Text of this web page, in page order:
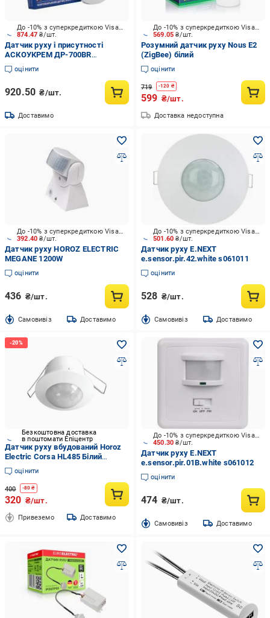
874.47₴/шт.
До -10% з суперкредиткою Visa Вигода
Датчик руху і присутності
АСКОУКРЕМ ДР-700BR
мікрохвильовий A0220010045
оцінити
920.50 ₴/шт.
Доставимо
569.05₴/шт.
До -10% з суперкредиткою Visa Вигода
Розумний датчик руху Nous E2
(ZigBee) білий
оцінити
719 -120 ₴
599 ₴/шт.
Доставка недоступна
392.40₴/шт.
До -10% з суперкредиткою Visa Вигода
Датчик руху HOROZ ELECTRIC
MEGANE 1200W
оцінити
436 ₴/шт.
Cамовивіз Доставимо
501.60₴/шт.
До -10% з суперкредиткою Visa Вигода
Датчик руху E.NEXT
e.sensor.pir.42.white s061011
оцінити
528 ₴/шт.
Cамовивіз Доставимо
Безкоштовна доставка
в поштомати Епіцентр
Датчик руху вбудований Horoz
Electric Corsa HL485 Білий
(23813162)
оцінити
400 -80 ₴
320 ₴/шт.
Привеземо Доставимо
450.30₴/шт.
До -10% з суперкредиткою Visa Вигода
Датчик руху E.NEXT
e.sensor.pir.01B.white s061012
оцінити
474 ₴/шт.
Cамовивіз Доставимо